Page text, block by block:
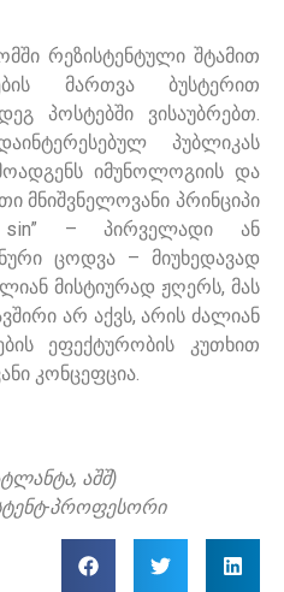
რეზისტენტული შტამით
მართვა ბუსტერით
პოსტებში ვისაუბრებთ.
პუბლიკას
იმუნოლოგიის და
მნიშვნელოვანი პრინციპი
sin” – პირველადი ან
ცოდვა – მიუხედავად
მისტიურად ჟღერს, მას
არ აქვს, არის ძალიან
ეფექტურობის კუთხით
კონცეფცია.
აშშ)
პროფესორი